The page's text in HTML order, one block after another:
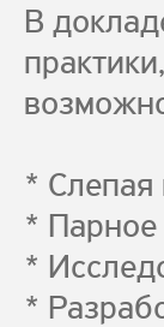
В
* Слепая
*
*
*